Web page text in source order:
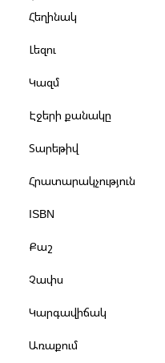
Հեղինակ
Լեզու
Կազմ
Էջերի քանակը
Տարեթիվ
Հրատարակչություն
ISBN
Քաշ
Չափս
Կարգավիճակ
Առաքում